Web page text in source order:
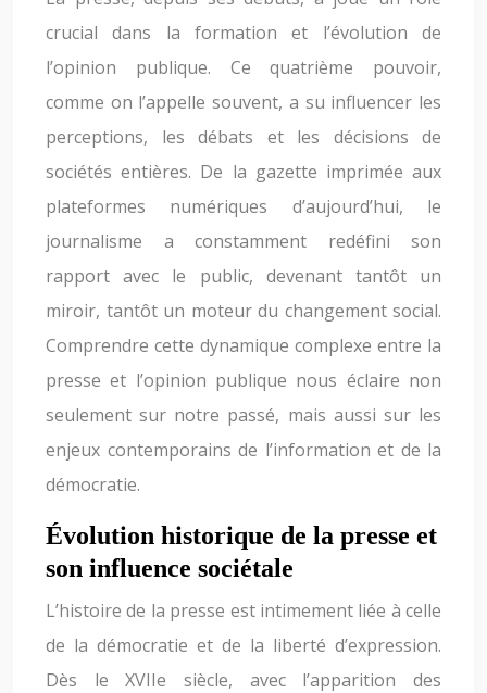
crucial dans la formation et l’évolution de
l’opinion publique. Ce quatrième pouvoir,
comme on l’appelle souvent, a su influencer les
perceptions, les débats et les décisions de
sociétés entières. De la gazette imprimée aux
plateformes numériques d’aujourd’hui, le
journalisme a constamment redéfini son
rapport avec le public, devenant tantôt un
miroir, tantôt un moteur du changement social.
Comprendre cette dynamique complexe entre la
presse et l’opinion publique nous éclaire non
seulement sur notre passé, mais aussi sur les
enjeux contemporains de l’information et de la
démocratie.
Évolution historique de la presse et
son influence sociétale
L’histoire de la presse est intimement liée à celle
de la démocratie et de la liberté d’expression.
Dès le XVIIe siècle, avec l’apparition des